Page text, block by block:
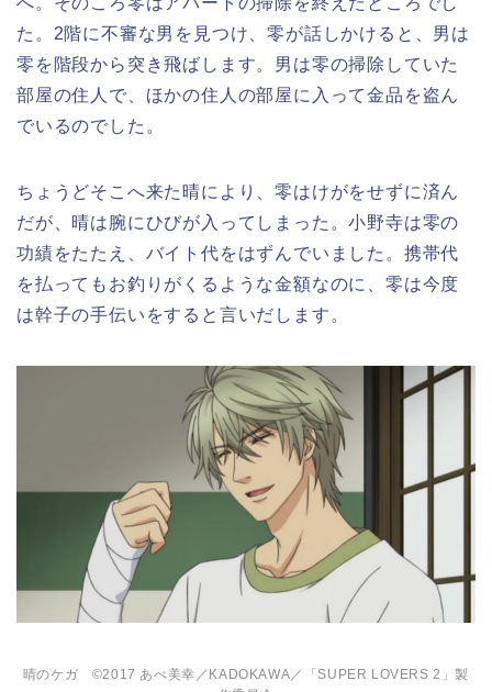
た。2階に不審な男を見つけ、零が話しかけると、男は
零を階段から突き飛ばします。男は零の掃除していた
部屋の住人で、ほかの住人の部屋に入って金品を盗ん
でいるのでした。
ちょうどそこへ来た晴により、零はけがをせずに済ん
だが、晴は腕にひびが入ってしまった。小野寺は零の
功績をたたえ、バイト代をはずんでいました。携帯代
を払ってもお釣りがくるような金額なのに、零は今度
は幹子の手伝いをすると言いだします。
晴のケガ ©2017 あべ美幸／KADOKAWA／「SUPER LOVERS 2」製